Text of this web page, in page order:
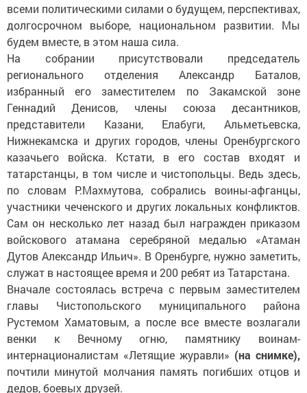
всеми политическими силами о будущем, перспективах,
долгосрочном выборе, национальном развитии. Мы
будем вместе, в этом наша сила.
На собрании присутствовали председатель
регионального отделения Александр Баталов,
избранный его заместителем по Закамской зоне
Геннадий Денисов, члены союза десантников,
представители Казани, Елабуги, Альметьевска,
Нижнекамска и других городов, члены Оренбургского
казачьего войска. Кстати, в его состав входят и
татарстанцы, в том числе и чистопольцы. Ведь здесь,
по словам Р.Махмутова, собрались воины-афганцы,
участники чеченского и других локальных конфликтов.
Сам он несколько лет назад был награжден приказом
войскового атамана серебряной медалью «Атаман
Дутов Александр Ильич». В Оренбурге, нужно заметить,
служат в настоящее время и 200 ребят из Татарстана.
Вначале состоялась встреча с первым заместителем
главы Чис­топольского муниципального райо­на
Рустемом Хаматовым, а после все вместе возлагали
венки к Вечному огню, памятнику воинам-
интернационалистам «Летящие журавли» (на снимке),
почтили минутой молчания память погибших отцов и
дедов, боевых друзей.